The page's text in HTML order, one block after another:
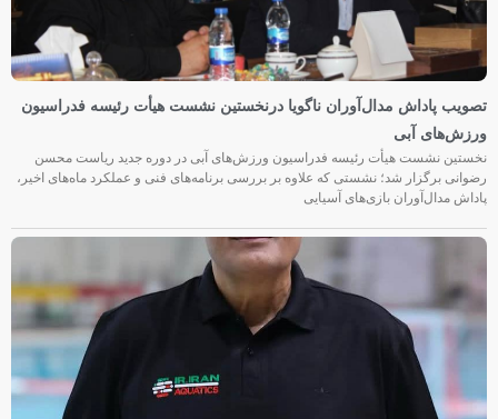
تصویب پاداش مدال‌آوران ناگویا درنخستین نشست هیأت رئیسه فدراسیون
ورزش‌های آبی
نخستین نشست هیأت رئیسه فدراسیون ورزش‌های آبی در دوره جدید ریاست محسن
رضوانی برگزار شد؛ نشستی که علاوه بر بررسی برنامه‌های فنی و عملکرد ماه‌های اخیر،
پاداش مدال‌آوران بازی‌های آسیایی